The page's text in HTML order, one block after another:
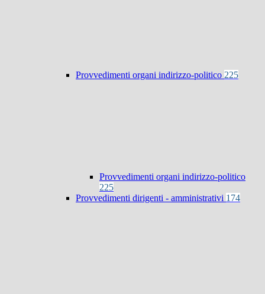
Provvedimenti organi indirizzo-politico 225
Provvedimenti organi indirizzo-politico
225
Provvedimenti dirigenti - amministrativi 174